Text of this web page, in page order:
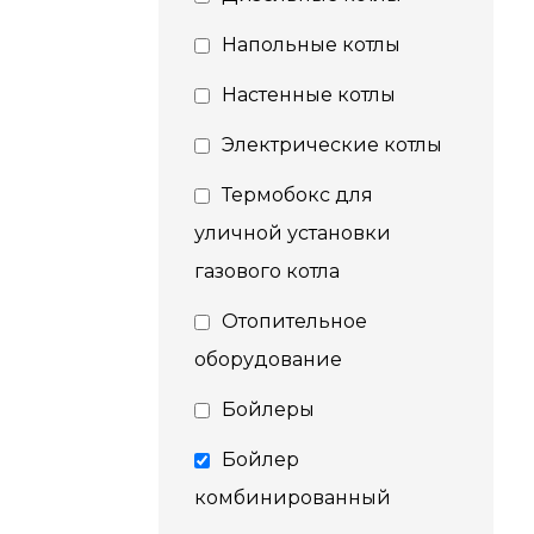
Напольные котлы
Настенные котлы
Электрические котлы
Термобокс для
уличной установки
газового котла
Отопительное
оборудование
Бойлеры
Бойлер
комбинированный